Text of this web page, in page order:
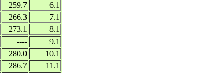
259.7
6.1
266.3
7.1
273.1
8.1
----
9.1
280.0
10.1
286.7
11.1